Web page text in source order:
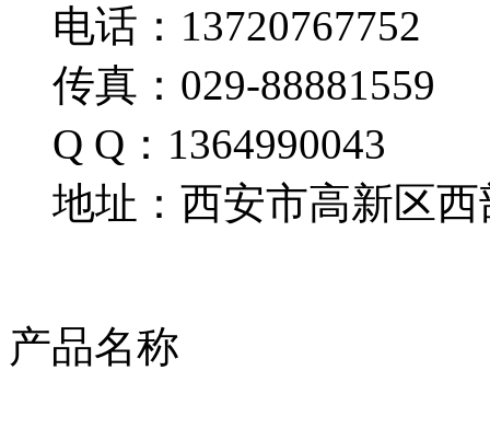
电话：13720767752
传真：029-88881559
Q Q：1364990043
地址：西安市高新区西
产品名称